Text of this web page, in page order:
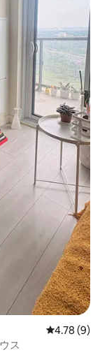
レビュー9
4.78 (9)
ス